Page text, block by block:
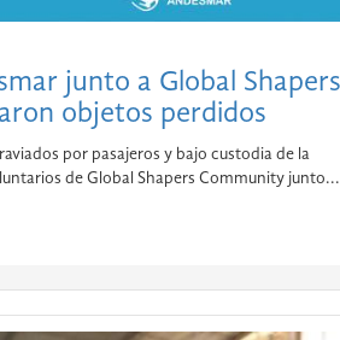
junto a Global Shapers
objetos perdidos
por pasajeros y bajo custodia de la
de transporte. Voluntarios de Global Shapers Community junto...